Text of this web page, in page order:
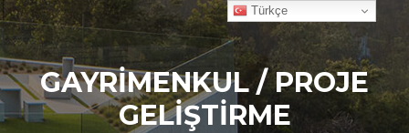
GAYRİMENKUL / PROJE
GELİŞTİRME
Türkçe